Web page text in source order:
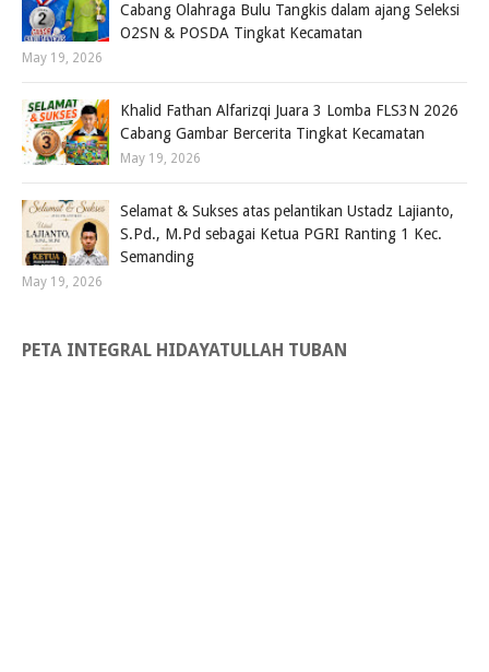
Cabang Olahraga Bulu Tangkis dalam ajang Seleksi
O2SN & POSDA Tingkat Kecamatan
May 19, 2026
Khalid Fathan Alfarizqi Juara 3 Lomba FLS3N 2026
Cabang Gambar Bercerita Tingkat Kecamatan
May 19, 2026
Selamat & Sukses atas pelantikan Ustadz Lajianto,
S.Pd., M.Pd sebagai Ketua PGRI Ranting 1 Kec.
Semanding
May 19, 2026
PETA INTEGRAL HIDAYATULLAH TUBAN